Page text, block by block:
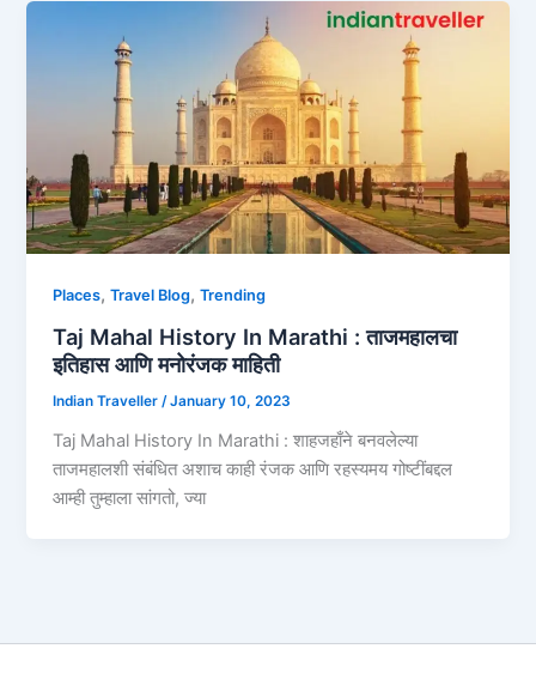
Places,Travel Blog,Trending
Taj Mahal History In Marathi : ताजमहालचा
इतिहास आणि मनोरंजक माहिती
Indian Traveller/January 10, 2023
Taj Mahal History In Marathi : शाहजहाँने बनवलेल्या
ताजमहालशी संबंधित अशाच काही रंजक आणि रहस्यमय गोष्टींबद्दल
आम्ही तुम्हाला सांगतो, ज्या